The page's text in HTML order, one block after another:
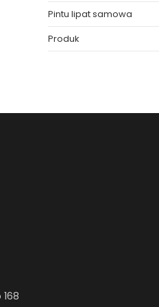
Pintu lipat samowa
Produk